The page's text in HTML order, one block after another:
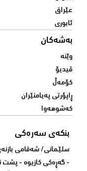
عێراق
ئابوری
بەشەکان
وێنە
ڤیدیۆ
کۆمەڵ
ڕاپۆرتی پەیامنێران
کەشوهەوا
بنکەی سەرەکی
سلێمانی/ شه‌قامی
- گه‌ڕه‌کی کازیوه‌ -